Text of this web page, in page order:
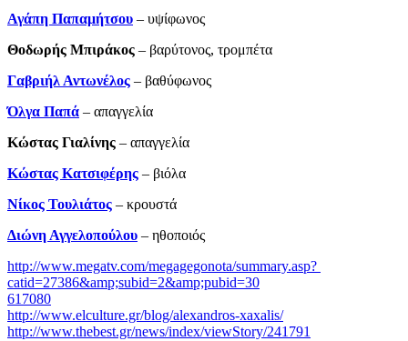
Αγάπη Παπαμήτσου – υψίφωνος
Θοδωρής Μπιράκος – βαρύτονος, τρομπέτα
Γαβριήλ Αντωνέλος – βαθύφωνος
Όλγα Παπά – απαγγελία
Κώστας Γιαλίνης ­– απαγγελία
Κώστας Κατσιφέρης – βιόλα
Νίκος Τουλιάτος – κρουστά
Διώνη Αγγελοπούλου – ηθοποιός
http://www.megatv.com/megagegonota/summary.asp?
catid=27386&amp;subid=2&amp;pubid=30
617080
http://www.elculture.gr/blog/alexandros-xaxalis/
http://www.thebest.gr/news/index/viewStory/241791